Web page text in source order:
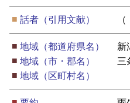
■ 話者（引用文献）
■ 地域（都道府県名）
新
■ 地域（市・郡名）
三
■ 地域（区町村名）